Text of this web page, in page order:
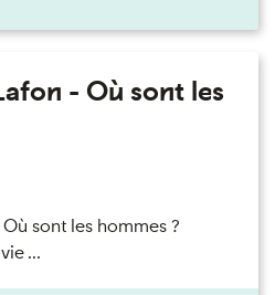
- Où sont les
sont les hommes ?
...